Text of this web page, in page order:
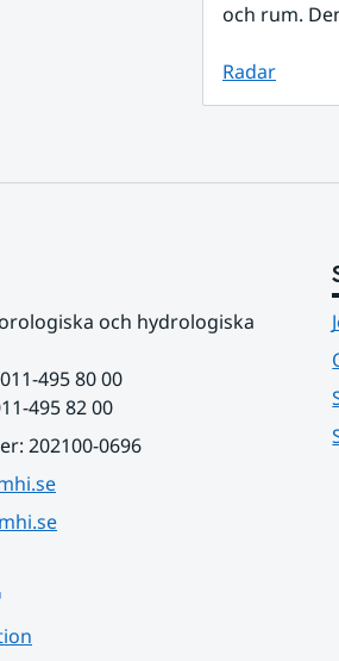
och rum.
Radar
och hydrologiska
495 80 00
495 82 00
202100-0696